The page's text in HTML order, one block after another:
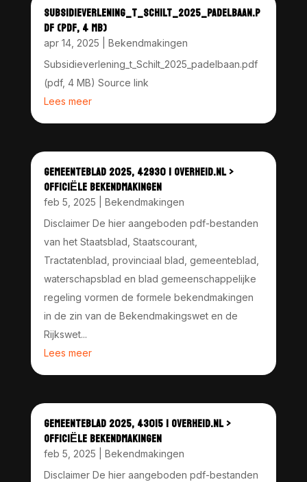
SUBSIDIEVERLENING_T_SCHILT_2025_PADELBAAN.P
DF (PDF, 4 MB)
apr 14, 2025
Bekendmakingen
Subsidieverlening_t_Schilt_2025_padelbaan.pdf
(pdf, 4 MB) Source link
Lees meer
GEMEENTEBLAD 2025, 42930 | OVERHEID.NL >
OFFICIËLE BEKENDMAKINGEN
feb 5, 2025
Bekendmakingen
Disclaimer De hier aangeboden pdf-bestanden
van het Staatsblad, Staatscourant,
Tractatenblad, provinciaal blad, gemeenteblad,
waterschapsblad en blad gemeenschappelijke
regeling vormen de formele bekendmakingen
in de zin van de Bekendmakingswet en de
Rijkswet...
Lees meer
GEMEENTEBLAD 2025, 43015 | OVERHEID.NL >
OFFICIËLE BEKENDMAKINGEN
feb 5, 2025
Bekendmakingen
Disclaimer De hier aangeboden pdf-bestanden